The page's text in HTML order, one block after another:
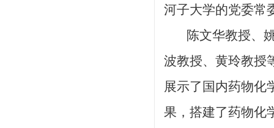
河子大学的党委常
陈文华教授、
波教授、黄玲教授
展示了国内药物化
果，搭建了药物化